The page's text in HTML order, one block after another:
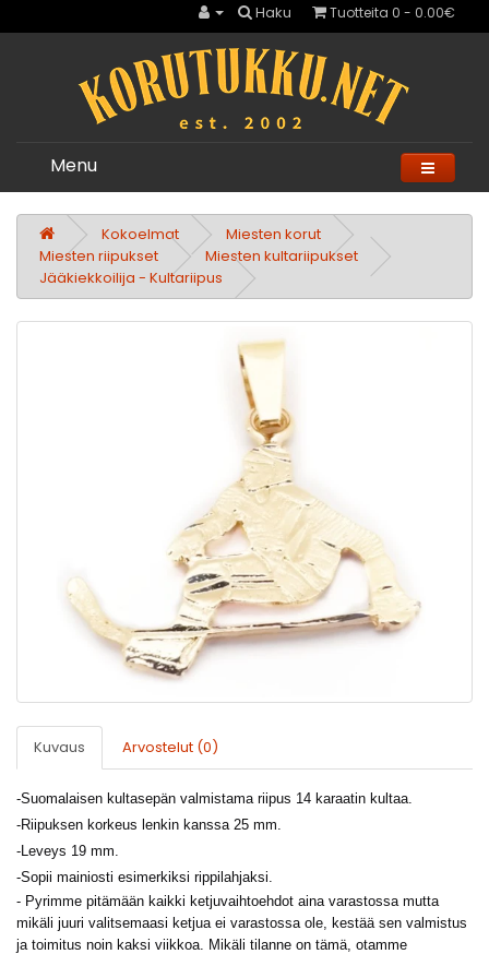
Haku Tuotteita 0 - 0.00€
Menu
Kokoelmat
Miesten korut
Miesten riipukset
Miesten kultariipukset
Jääkiekkoilija - Kultariipus
Kuvaus Arvostelut (0)
-Suomalaisen kultasepän valmistama riipus 14 karaatin kultaa.
-Riipuksen korkeus lenkin kanssa 25 mm.
-Leveys 19 mm.
-Sopii mainiosti esimerkiksi rippilahjaksi.
- Pyrimme pitämään kaikki ketjuvaihtoehdot aina varastossa mutta
mikäli juuri valitsemaasi ketjua ei varastossa ole, kestää sen valmistus
ja toimitus noin kaksi viikkoa. Mikäli tilanne on tämä, otamme